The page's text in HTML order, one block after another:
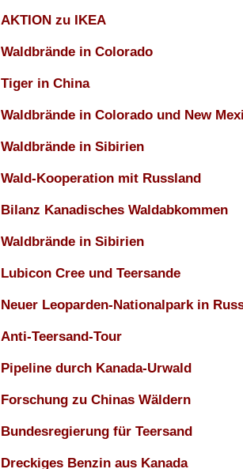
AKTION zu IKEA
Waldbrände in Colorado
Tiger in China
Waldbrände in Colorado und New
Waldbrände in Sibirien
Wald-Kooperation mit Russland
Bilanz Kanadisches Waldabkommen
Waldbrände in Sibirien
Lubicon Cree und Teersande
Neuer Leoparden-Nationalpark in
Anti-Teersand-Tour
Pipeline durch Kanada-Urwald
Forschung zu Chinas Wäldern
Bundesregierung für Teersand
Dreckiges Benzin aus Kanada